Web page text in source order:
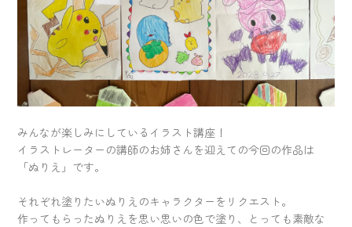
みんなが楽しみにしているイラスト講座！
イラストレーターの講師のお姉さんを迎えての今回の作品は
「ぬりえ」です。
それぞれ塗りたいぬりえのキャラクターをリクエスト。
作ってもらったぬりえを思い思いの色で塗り、とっても素敵な